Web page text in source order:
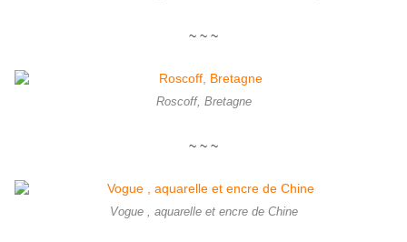
~ ~ ~
Roscoff, Bretagne
~ ~ ~
Vogue , aquarelle et encre de Chine